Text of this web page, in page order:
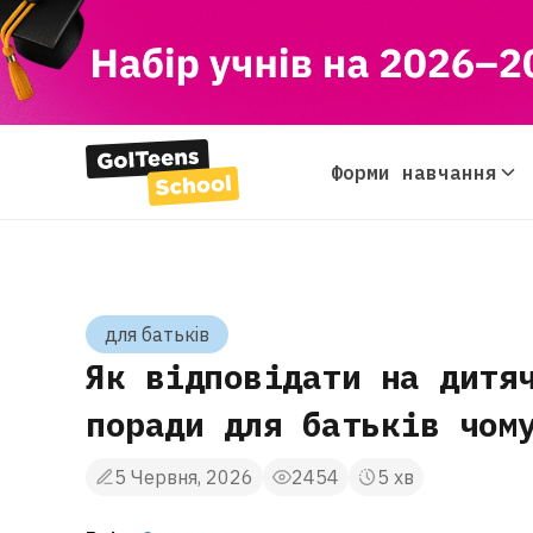
Форми навчання
Для дітей за
Екстерн
для батькiв
Як відповідати на
поради для батьків
5 Червня, 2026 2454 5 хв